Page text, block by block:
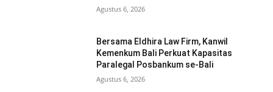
Agustus 6, 2026
Bersama Eldhira Law Firm, Kanwil
Kemenkum Bali Perkuat Kapasitas
Paralegal Posbankum se-Bali
Agustus 6, 2026